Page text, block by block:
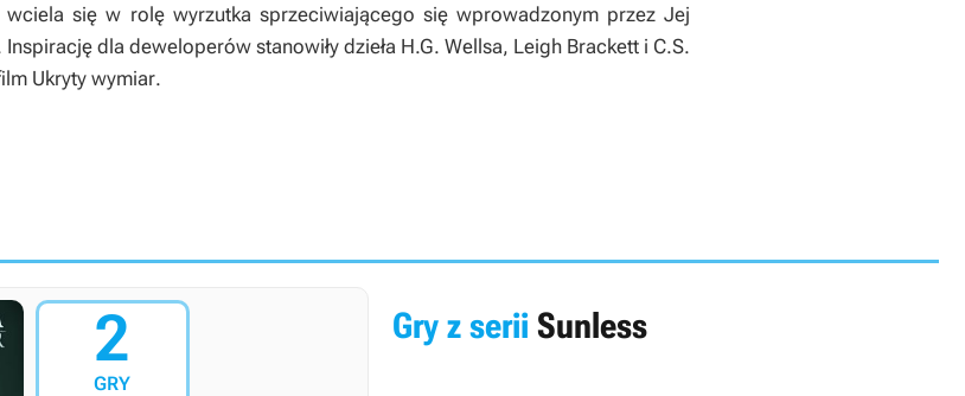
się w rolę wyrzutka sprzeciwiającego się wprowadzonym przez Jej
dla deweloperów stanowiły dzieła H.G. Wellsa, Leigh Brackett i C.S.
Ukryty wymiar.
2
GRY
Gry z seriiSunless